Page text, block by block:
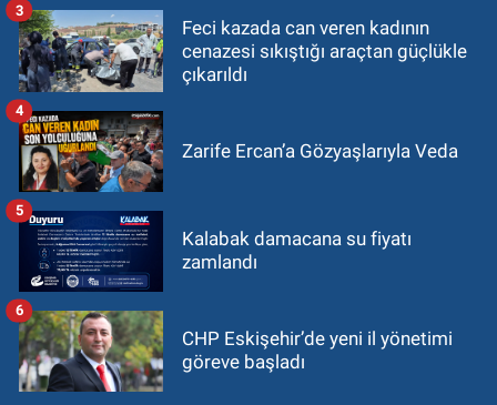
Feci kazada can veren kadının
cenazesi sıkıştığı araçtan güçlükle
çıkarıldı
3
Zarife Ercan’a Gözyaşlarıyla Veda
4
Kalabak damacana su fiyatı
zamlandı
5
CHP Eskişehir’de yeni il yönetimi
göreve başladı
6